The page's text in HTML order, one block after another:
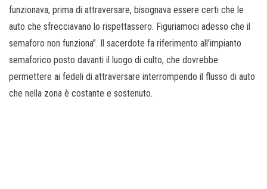
funzionava, prima di attraversare, bisognava essere certi che le
auto che sfrecciavano lo rispettassero. Figuriamoci adesso che il
semaforo non funziona”. Il sacerdote fa riferimento all’impianto
semaforico posto davanti il luogo di culto, che dovrebbe
permettere ai fedeli di attraversare interrompendo il flusso di auto
che nella zona è costante e sostenuto.